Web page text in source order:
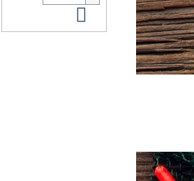
Do košíku